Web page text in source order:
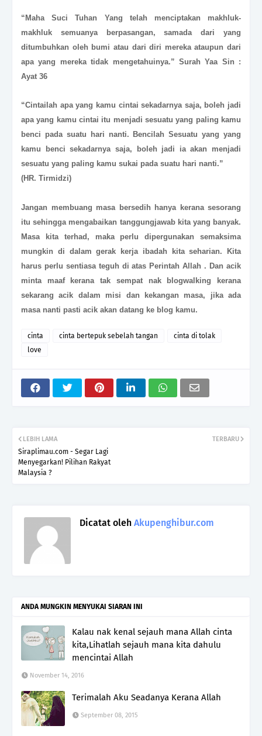
“Maha Suci Tuhan Yang telah menciptakan makhluk-
makhluk semuanya berpasangan, samada dari yang
ditumbuhkan oleh bumi atau dari diri mereka ataupun dari
apa yang mereka tidak mengetahuinya.” Surah Yaa Sin :
Ayat 36
“Cintailah apa yang kamu cintai sekadarnya saja, boleh jadi
apa yang kamu cintai itu menjadi sesuatu yang paling kamu
benci pada suatu hari nanti. Bencilah Sesuatu yang yang
kamu benci sekadarnya saja, boleh jadi ia akan menjadi
sesuatu yang paling kamu sukai pada suatu hari nanti.”
(HR. Tirmidzi)
Jangan membuang masa bersedih hanya kerana sesorang
itu sehingga mengabaikan tanggungjawab kita yang banyak.
Masa kita terhad, maka perlu dipergunakan semaksima
mungkin di dalam gerak kerja ibadah kita seharian.
Kita
harus perlu sentiasa teguh di atas Perintah Allah . Dan acik
minta maaf kerana tak sempat nak blogwalking kerana
sekarang acik dalam misi dan kekangan masa, jika ada
masa nanti pasti acik akan datang ke blog kamu.
cinta cinta bertepuk sebelah tangan
cinta di tolak
love
TERBARU
LEBIH LAMA
Siraplimau.com - Segar Lagi
Menyegarkan! Pilihan Rakyat
Malaysia ?
Dicatat oleh Akupenghibur.com
ANDA MUNGKIN MENYUKAI SIARAN INI
Kalau nak kenal sejauh mana Allah cinta
kita,Lihatlah sejauh mana kita dahulu
mencintai Allah
November 14, 2016
Terimalah Aku Seadanya Kerana Allah
September 08, 2015